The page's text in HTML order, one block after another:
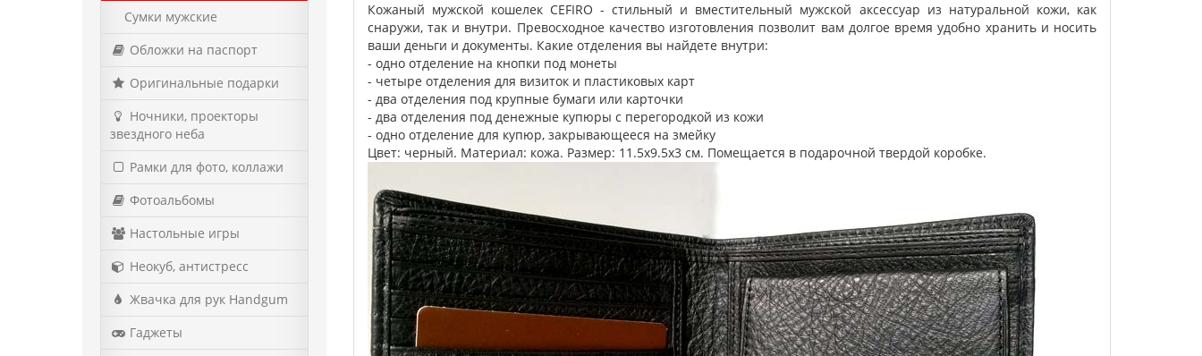
Сумки мужские
Обложки на паспорт
Оригинальные подарки
Ночники, проекторы
звездного неба
Рамки для фото, коллажи
Фотоальбомы
Настольные игры
Неокуб, антистресс
Жвачка для рук Handgum
Гаджеты
Кожаный мужской кошелек CEFIRO - стильный и вместительный мужской аксессуар из натуральной кожи, как
снаружи, так и внутри. Превосходное качество изготовления позволит вам долгое время удобно хранить и носить
ваши деньги и документы. Какие отделения вы найдете внутри:
- одно отделение на кнопки под монеты
- четыре отделения для визиток и пластиковых карт
- два отделения под крупные бумаги или карточки
- два отделения под денежные купюры с перегородкой из кожи
- одно отделение для купюр, закрывающееся на змейку
Цвет: черный. Материал: кожа. Размер: 11.5х9.5х3 см. Помещается в подарочной твердой коробке.